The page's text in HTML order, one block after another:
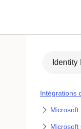
Identity
Intégrations
Microsoft
Microsoft